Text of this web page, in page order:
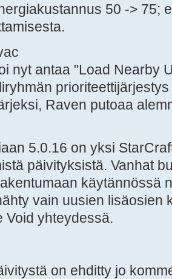
50 -> 75;
nyt antaa "Load Nearby
Raven putoaa
5.0.16 on yksi
päivityksistä. Vanhat
käytännössä
vain uusien lisäosien
Void yhteydessä.
on ehditty jo